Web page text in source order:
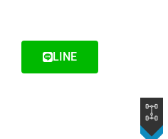
LINE